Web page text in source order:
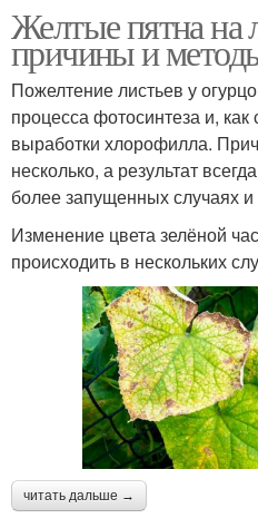
Желтые пятна на
причины и
Пожелтение листьев у
процесса фотосинтеза и,
выработки хлорофилла.
несколько, а результат
более запущенных случаях и
Изменение цвета зелёной
происходить в нескольких
читать дальше →